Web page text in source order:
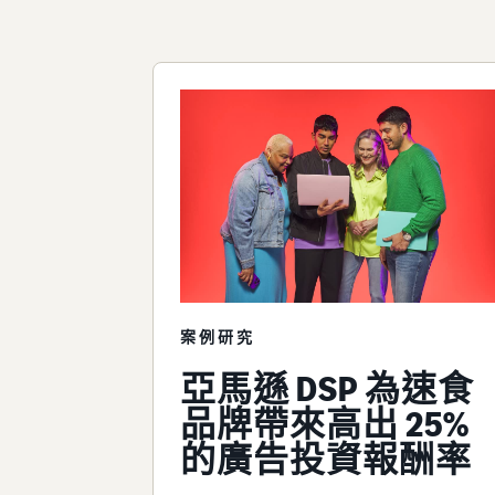
案例研究
亞馬遜 DSP 為速食
品牌帶來高出 25%
的廣告投資報酬率